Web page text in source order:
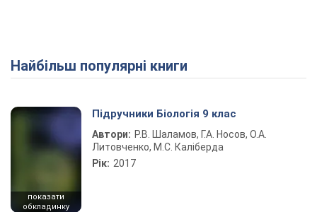
Play Video
Найбільш популярні книги
показати
обкладинку
Підручники Біологія 9 клас
Автори: Р.В. Шаламов, Г.А. Носов, О.А.
Литовченко, М.С. Каліберда
Рік: 2017